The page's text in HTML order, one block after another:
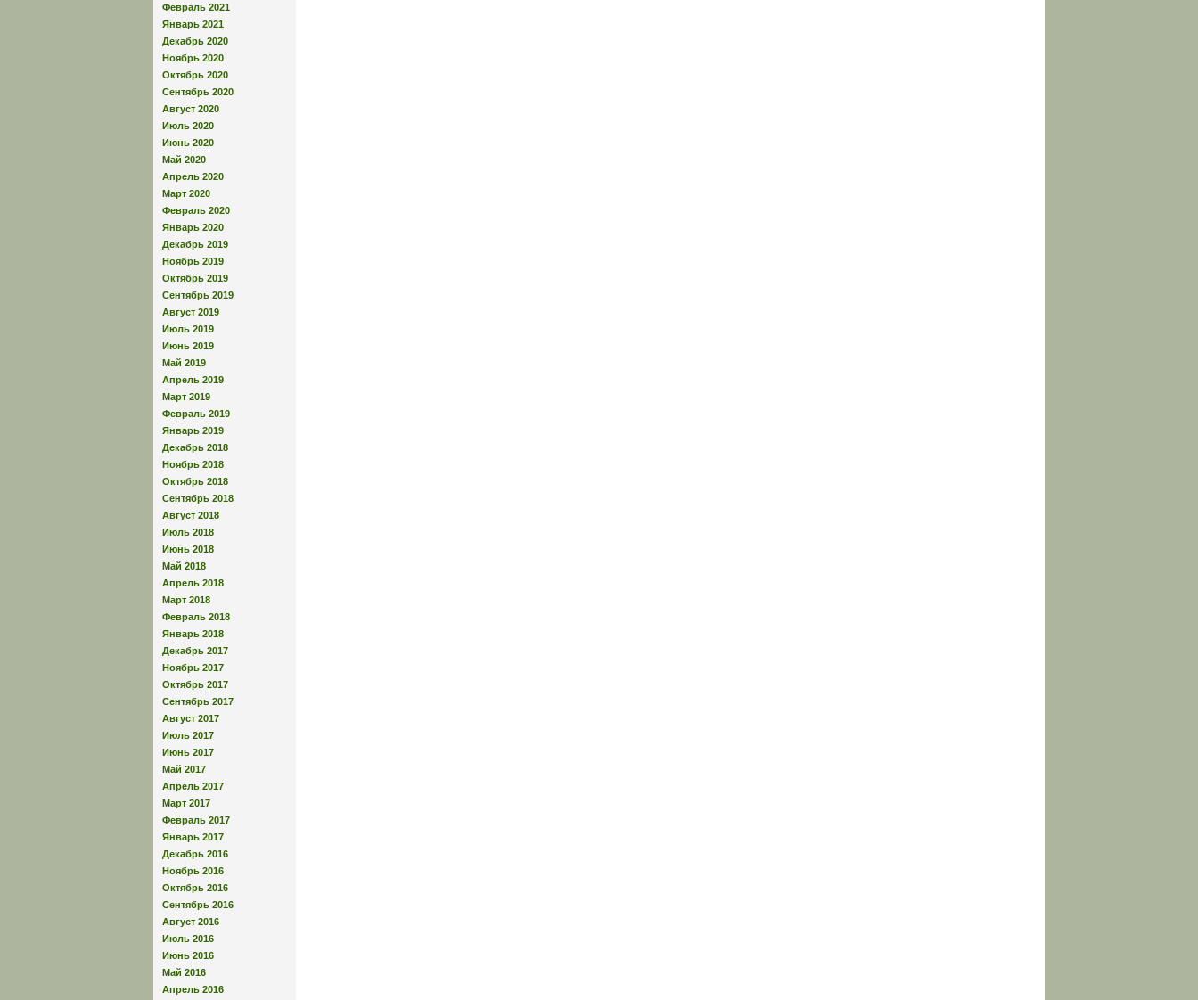
Февраль 2021
Январь 2021
Декабрь 2020
Ноябрь 2020
Октябрь 2020
Сентябрь 2020
Август 2020
Июль 2020
Июнь 2020
Май 2020
Апрель 2020
Март 2020
Февраль 2020
Январь 2020
Декабрь 2019
Ноябрь 2019
Октябрь 2019
Сентябрь 2019
Август 2019
Июль 2019
Июнь 2019
Май 2019
Апрель 2019
Март 2019
Февраль 2019
Январь 2019
Декабрь 2018
Ноябрь 2018
Октябрь 2018
Сентябрь 2018
Август 2018
Июль 2018
Июнь 2018
Май 2018
Апрель 2018
Март 2018
Февраль 2018
Январь 2018
Декабрь 2017
Ноябрь 2017
Октябрь 2017
Сентябрь 2017
Август 2017
Июль 2017
Июнь 2017
Май 2017
Апрель 2017
Март 2017
Февраль 2017
Январь 2017
Декабрь 2016
Ноябрь 2016
Октябрь 2016
Сентябрь 2016
Август 2016
Июль 2016
Июнь 2016
Май 2016
Апрель 2016